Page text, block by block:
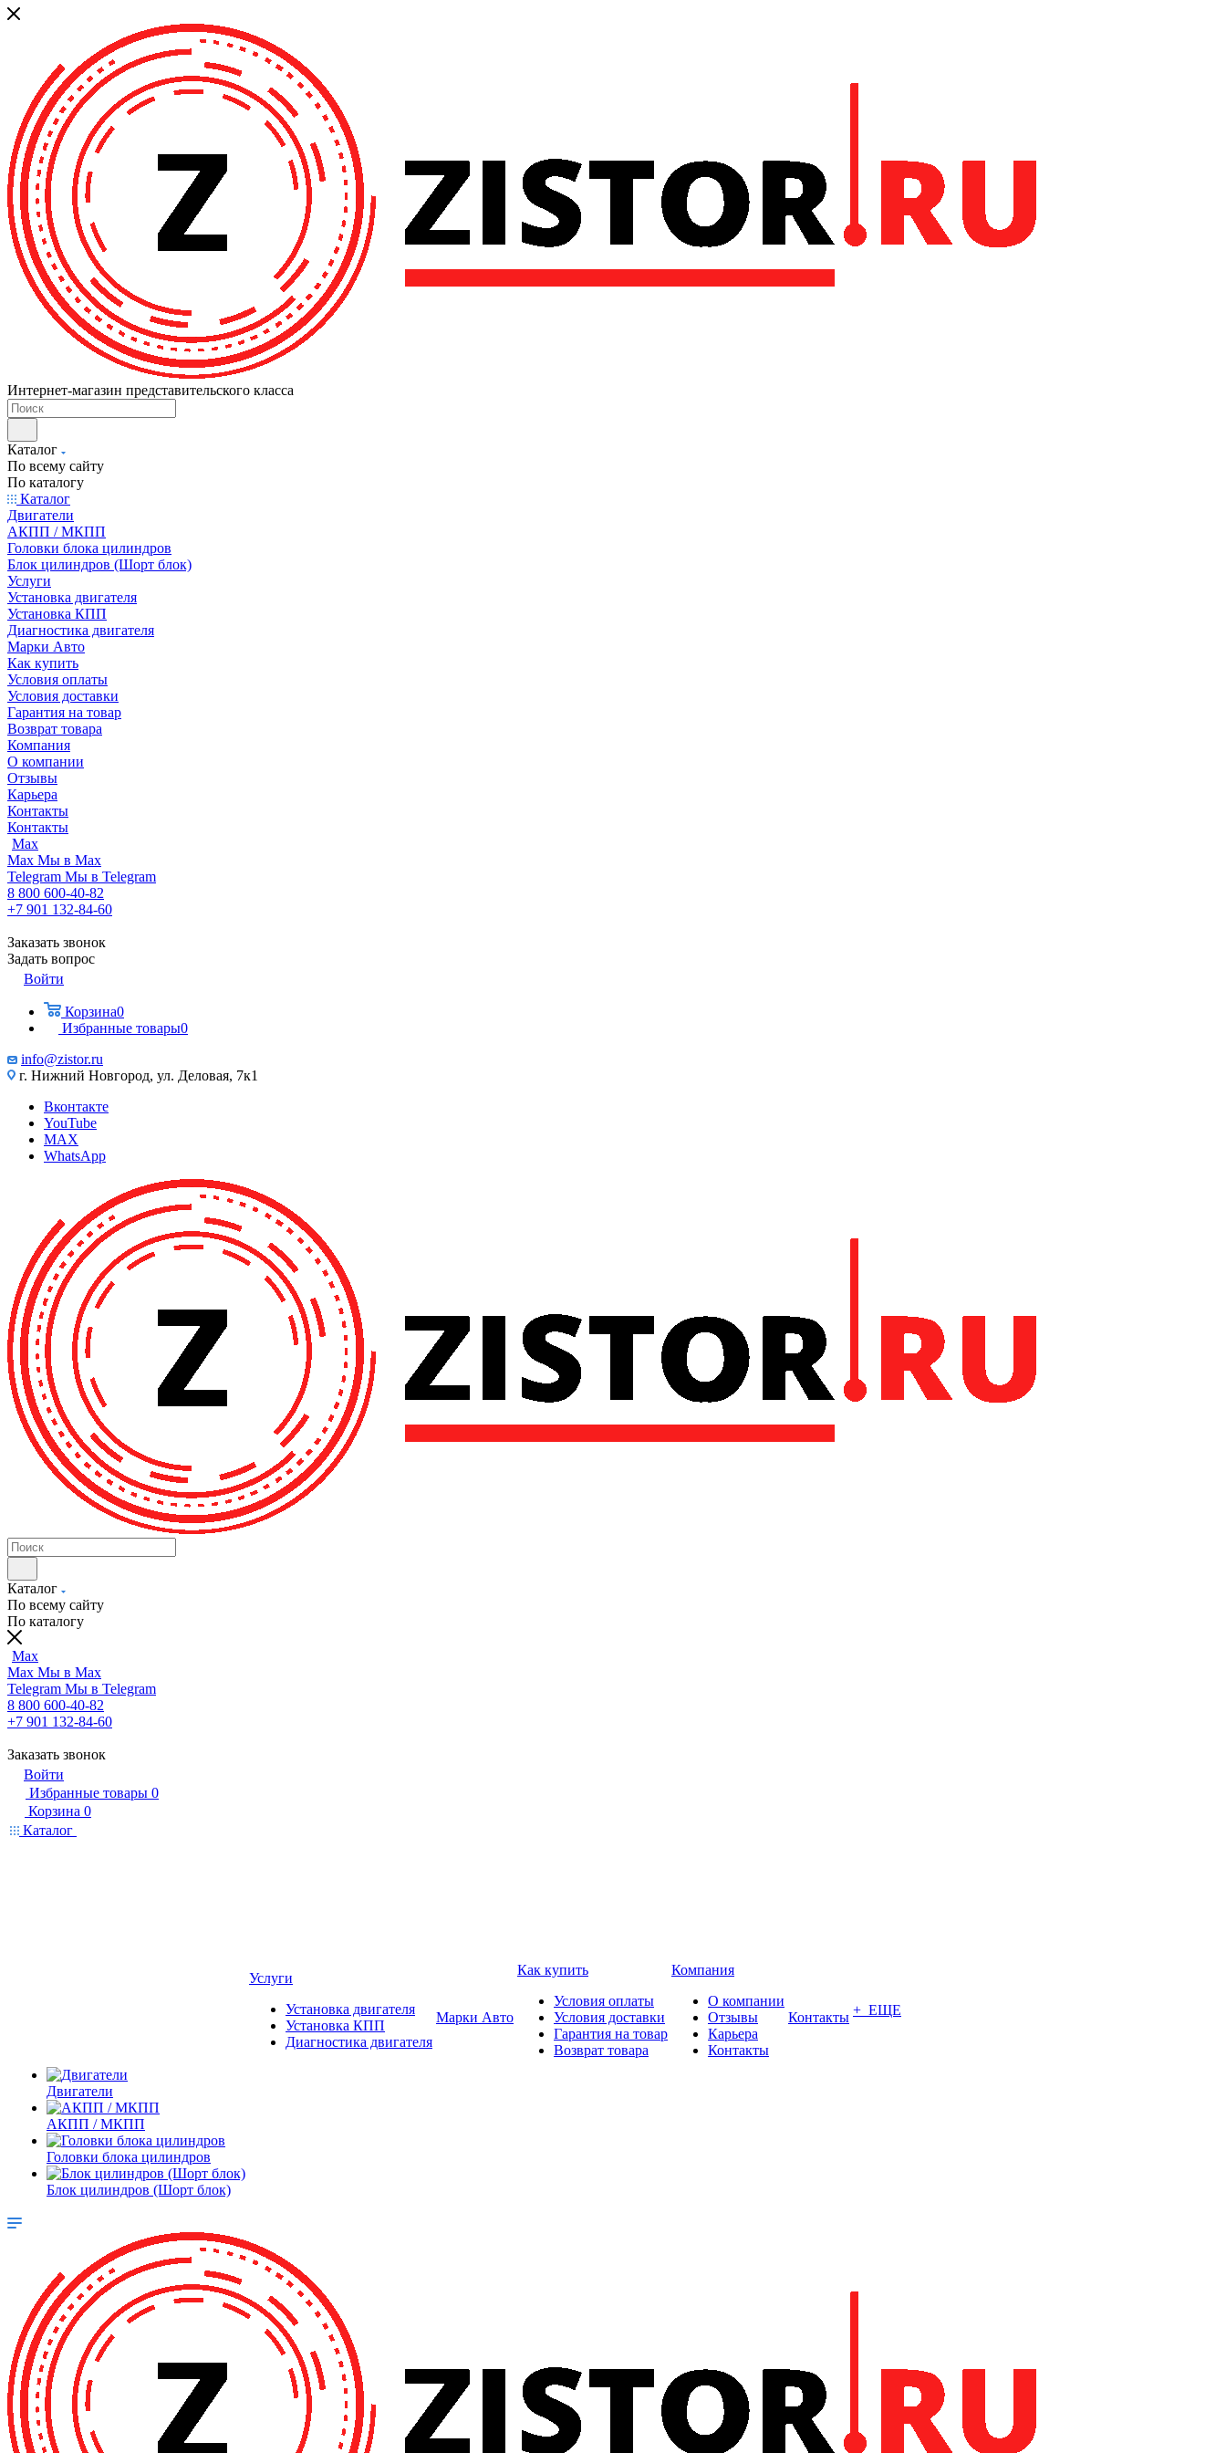
Интернет-магазин представительского класса
Каталог
По всему сайту
По каталогу
Каталог
Двигатели
АКПП / МКПП
Головки блока цилиндров
Блок цилиндров (Шорт блок)
Услуги
Установка двигателя
Установка КПП
Диагностика двигателя
Марки Авто
Как купить
Условия оплаты
Условия доставки
Гарантия на товар
Возврат товара
Компания
О компании
Отзывы
Карьера
Контакты
Контакты
Max
Max Мы в Max
Telegram Мы в Telegram
8 800 600-40-82
+7 901 132-84-60
Заказать звонок
Задать вопрос
Войти
Корзина0
Избранные товары0
info@zistor.ru
г. Нижний Новгород, ул. Деловая, 7к1
Вконтакте
YouTube
MAX
WhatsApp
Каталог
По всему сайту
По каталогу
Max
Max Мы в Max
Telegram Мы в Telegram
8 800 600-40-82
+7 901 132-84-60
Заказать звонок
Войти
Избранные товары 0
Корзина 0
Каталог
Двигатели
АКПП / МКПП
Головки блока цилиндров
Блок цилиндров (Шорт блок)
Услуги
Установка двигателя
Установка КПП
Диагностика двигателя
Марки Авто
Как купить
Условия оплаты
Условия доставки
Гарантия на товар
Возврат товара
Компания
О компании
Отзывы
Карьера
Контакты
Контакты + ЕЩЕ